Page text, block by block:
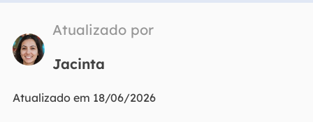
Atualizado por
Jacinta
Atualizado em 18/06/2026